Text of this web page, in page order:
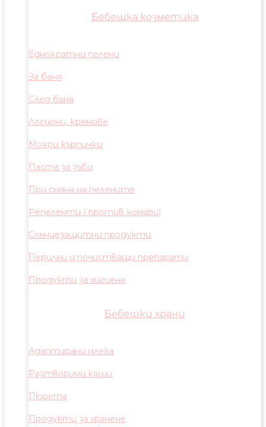
Бебешка козметика
Еднократни пелени
За баня
След баня
Лосиони, кремове
Мокри кърпички
Паста за зъби
При смяна на пелените
Репеленти ( против комари)
Слънцезащитни продукти
Перилни и почистващи препарати
Продукти за хигиена
Бебешки храни
Адаптирани млека
Разтворими каши
Пюрета
Продукти за хранене